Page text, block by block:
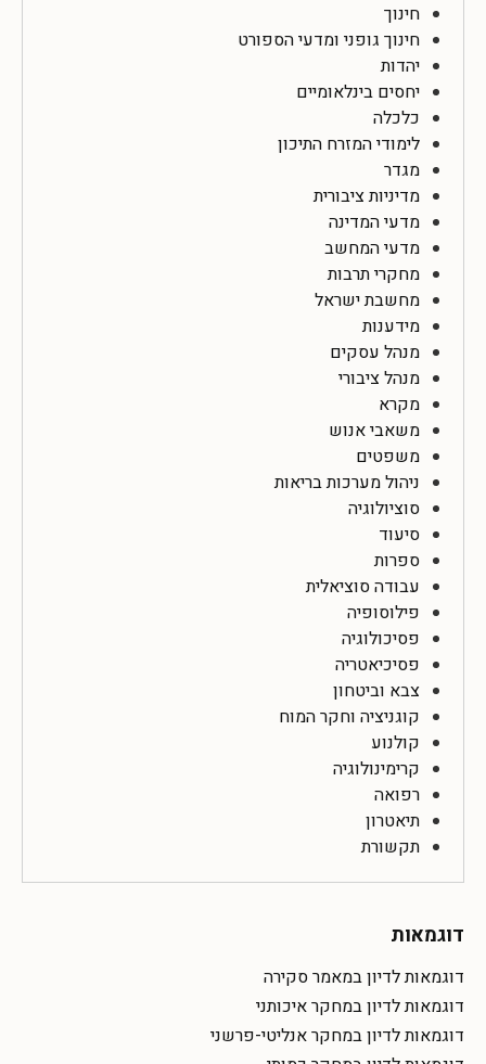
חינוך
חינוך גופני ומדעי הספורט
יהדות
יחסים בינלאומיים
כלכלה
לימודי המזרח התיכון
מגדר
מדיניות ציבורית
מדעי המדינה
מדעי המחשב
מחקרי תרבות
מחשבת ישראל
מידענות
מנהל עסקים
מנהל ציבורי
מקרא
משאבי אנוש
משפטים
ניהול מערכות בריאות
סוציולוגיה
סיעוד
ספרות
עבודה סוציאלית
פילוסופיה
פסיכולוגיה
פסיכיאטריה
צבא וביטחון
קוגניציה וחקר המוח
קולנוע
קרימינולוגיה
רפואה
תיאטרון
תקשורת
דוגמאות
דוגמאות לדיון במאמר סקירה
דוגמאות לדיון במחקר איכותני
דוגמאות לדיון במחקר אנליטי-פרשני